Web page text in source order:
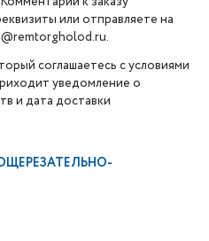
или отправляете на
соглашаетесь с условиями
уведомление о
и дата доставки